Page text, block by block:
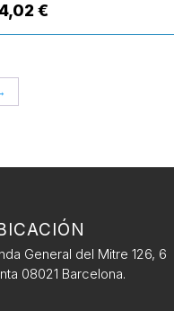
€
General del Mitre 126, 6
08021 Barcelona.